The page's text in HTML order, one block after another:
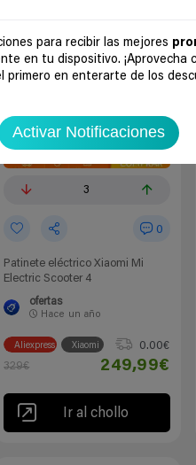
para recibir las mejores
en tu dispositivo. ¡Aprovecha
primero en enterarte de los
Activar Notificaciones
3
0
Patinete eléctrico Xiaomi Mi
Electric Scooter 4
ofertas
Hace un año
Aliexpress Xiaomi
0.00€
329€
249,99€
Ir al chollo